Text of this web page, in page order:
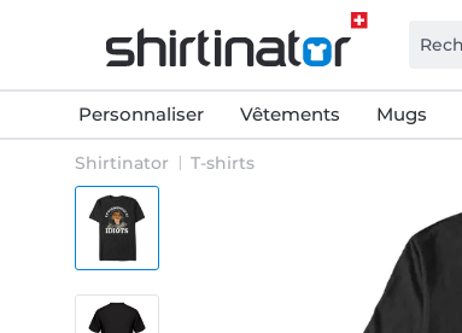
Personnaliser Vêtements Mugs
Shirtinator T-shirts